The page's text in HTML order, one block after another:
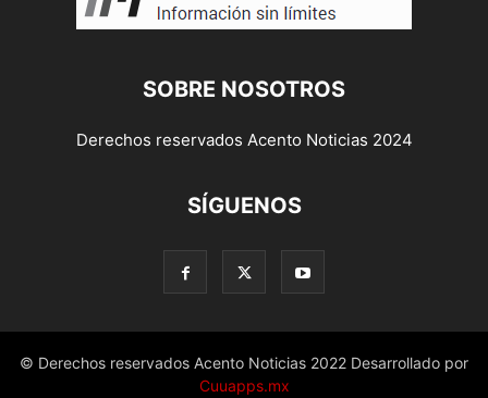
SOBRE NOSOTROS
Derechos reservados Acento Noticias 2024
SÍGUENOS
© Derechos reservados Acento Noticias 2022 Desarrollado por
Cuuapps.mx